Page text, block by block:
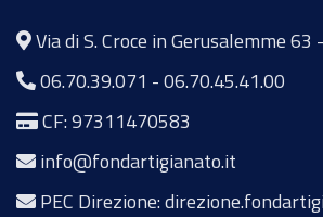
Via di S. Croce in Gerusalemme
06.70.39.071 -06.70.45.41.00
CF: 97311470583
info@fondartigianato.it
PEC Direzione: